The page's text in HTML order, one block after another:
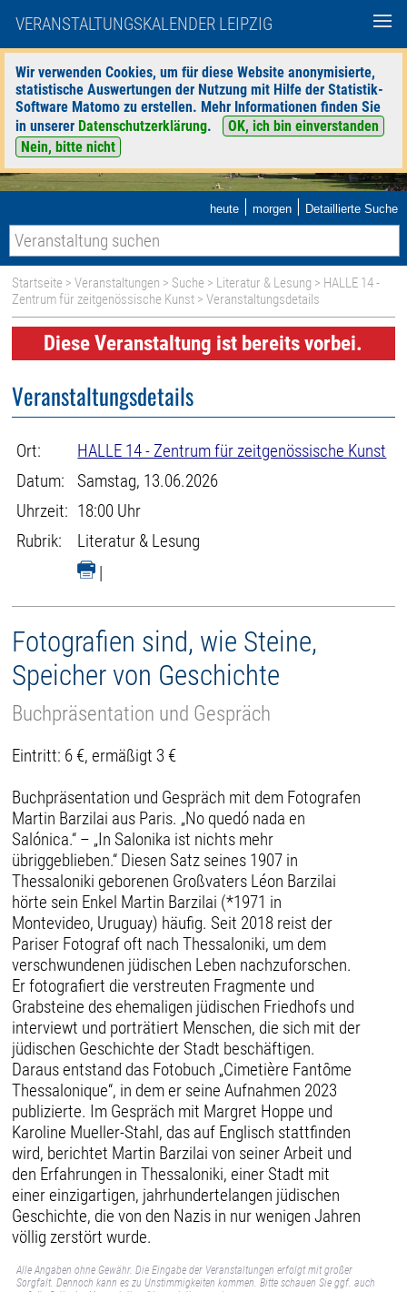
VERANSTALTUNGSKALENDER LEIPZIG
Wir verwenden Cookies, um für diese Website anonymisierte,
statistische Auswertungen der Nutzung mit Hilfe der Statistik-
Software Matomo zu erstellen. Mehr Informationen finden Sie
in unserer Datenschutzerklärung.
OK, ich bin einverstanden
Nein, bitte nicht
heute | morgen | Detaillierte Suche
Startseite >Veranstaltungen > Suche > Literatur & Lesung > HALLE 14 -
Zentrum für zeitgenössische Kunst > Veranstaltungsdetails
Diese Veranstaltung ist bereits vorbei.
Veranstaltungsdetails
Ort:
HALLE 14 - Zentrum für zeitgenössische Kunst
Datum:
Samstag, 13.06.2026
Uhrzeit: 18:00 Uhr
Rubrik:
Literatur & Lesung
|
Fotografien sind, wie Steine,
Speicher von Geschichte
Buchpräsentation und Gespräch
Eintritt: 6 €, ermäßigt 3 €
Buchpräsentation und Gespräch mit dem Fotografen
Martin Barzilai aus Paris. „No quedó nada en
Salónica.“ – „In Salonika ist nichts mehr
übriggeblieben.“ Diesen Satz seines 1907 in
Thessaloniki geborenen Großvaters Léon Barzilai
hörte sein Enkel Martin Barzilai (*1971 in
Montevideo, Uruguay) häufig. Seit 2018 reist der
Pariser Fotograf oft nach Thessaloniki, um dem
verschwundenen jüdischen Leben nachzuforschen.
Er fotografiert die verstreuten Fragmente und
Grabsteine des ehemaligen jüdischen Friedhofs und
interviewt und porträtiert Menschen, die sich mit der
jüdischen Geschichte der Stadt beschäftigen.
Daraus entstand das Fotobuch „Cimetière Fantôme
Thessalonique“, in dem er seine Aufnahmen 2023
publizierte. Im Gespräch mit Margret Hoppe und
Karoline Mueller-Stahl, das auf Englisch stattfinden
wird, berichtet Martin Barzilai von seiner Arbeit und
den Erfahrungen in Thessaloniki, einer Stadt mit
einer einzigartigen, jahrhundertelangen jüdischen
Geschichte, die von den Nazis in nur wenigen Jahren
völlig zerstört wurde.
Alle Angaben ohne Gewähr. Die Eingabe der Veranstaltungen erfolgt mit großer
Sorgfalt. Dennoch kann es zu Unstimmigkeiten kommen. Bitte schauen Sie ggf. auch